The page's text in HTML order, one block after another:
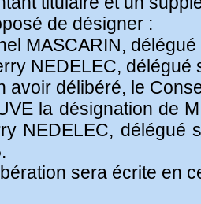
de désigner :
MASCARIN,
NEDELEC, délégué
avoir délibéré, le
la désignation de
NEDELEC, délégué
sera écrite en